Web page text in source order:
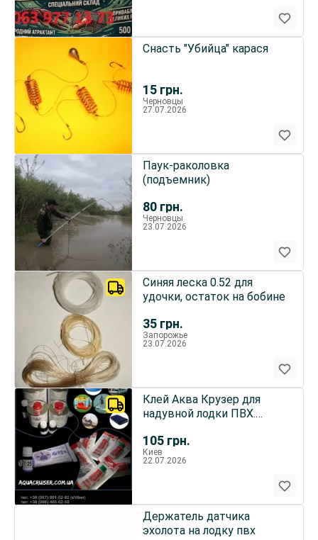
15 грн.
Снасть "Убийца" карася
Черновцы
27.07.2026
80 грн.
Паук-раколовка
(подъемник)
Черновцы
23.07.2026
35 грн.
Синяя леска 0.52 для
удочки, остаток на бобине
Запорожье
23.07.2026
105 грн.
Клей Аква Крузер для
надувной лодки ПВХ.
ПВХ
Киев
22.07.2026
Держатель датчика
эхолота на лодку пвх